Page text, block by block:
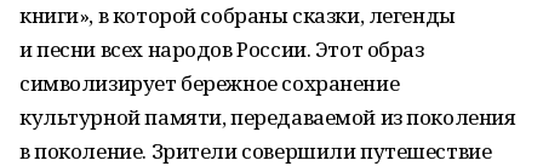
книги», в которой собраны сказки, легенды
и песни всех народов России. Этот образ
символизирует бережное сохранение
культурной памяти, передаваемой из поколения
в поколение. Зрители совершили путешествие